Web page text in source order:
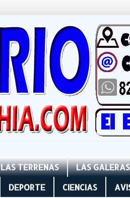
LAS TERRENAS LAS GALERAS
DEPORTE CIENCIAS